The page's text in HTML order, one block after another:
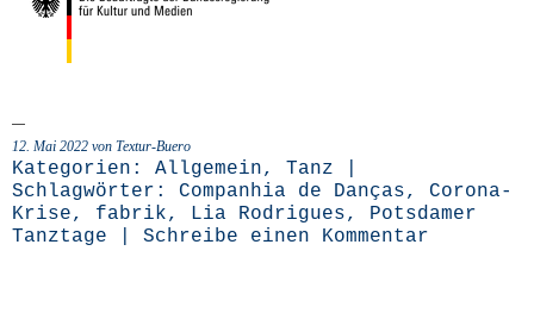
12. Mai 2022 von Textur-Buero
Kategorien: Allgemein, Tanz
Schlagwörter: Companhia de Danças, Corona-
Krise, fabrik, Lia Rodrigues, Potsdamer
Tanztage
Schreibe einen Kommentar